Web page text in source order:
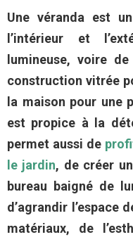
Une véranda est
l’intérieur et
lumineuse, voire
construction vitrée
la maison pour une
est propice à la
permet aussi de
le jardin, de créer
bureau baigné de
d’agrandir l’espace
matériaux, de